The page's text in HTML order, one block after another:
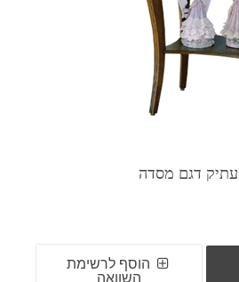
דגם מסדה
הוסף לרשימת
השוואה